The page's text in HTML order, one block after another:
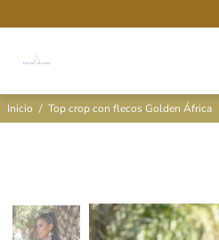
Inicio / Top crop con flecos Golden África